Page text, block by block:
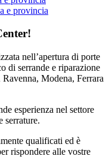
e provincia
nell’apertura di porte
di serrande e riparazione
Modena, Ferrara
esperienza nel settore
serrature.
qualificati ed è
rispondere alle vostre